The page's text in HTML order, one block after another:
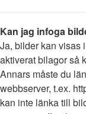
Kan jag infoga
Ja, bilder kan visas
aktiverat bilagor så
Annars måste du
webbserver, t.ex.
kan inte länka till